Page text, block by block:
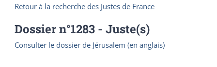
Retour à la recherche des Justes de France
Dossier n°1283 - Juste(s)
Consulter le dossier de Jérusalem (en anglais)